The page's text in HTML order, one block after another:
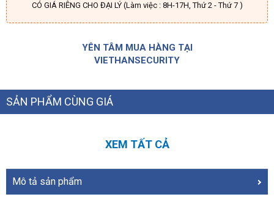
CÓ GIÁ RIÊNG CHO ĐẠI LÝ (Làm việc : 8H-17H, Thứ 2 - Thứ 7 )
YÊN TÂM MUA HÀNG TẠI
VIETHANSECURITY
SẢN PHẨM CÙNG GIÁ
XEM TẤT CẢ
Mô tả sản phẩm